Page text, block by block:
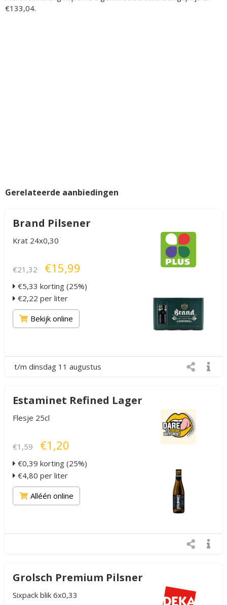
€133,04.
Gerelateerde aanbiedingen
Brand Pilsener
Krat 24x0,30
€21,32 €15,99
€5,33 korting (25%)
€2,22 per liter
Bekijk online
t/m dinsdag 11 augustus
Estaminet Refined Lager
Flesje 25cl
€1,59 €1,20
€0,39 korting (25%)
€4,80 per liter
Alléén online
Grolsch Premium Pilsner
Sixpack blik 6x0,33